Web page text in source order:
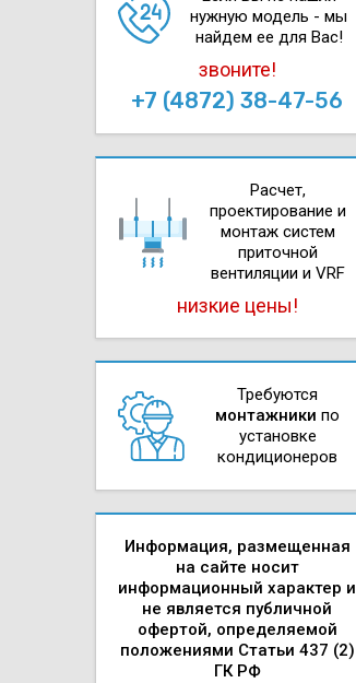
нужную модель - мы
найдем ее для Вас!
звоните!
+7 (4872) 38-47-56
Расчет,
проектирова­ние и
монтаж систем
приточной
вентиляции и VRF
низкие цены!
Требуются
монтажники по
установке
кондиционеров
Информация, размещенная
на сайте носит
информационный характер и
не является публичной
офертой, определяемой
положениями Статьи 437 (2)
ГК РФ